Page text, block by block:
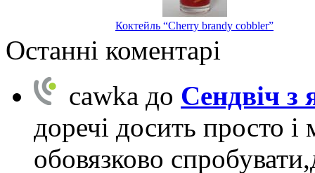
Коктейль “Cherry brandy cobbler”
Останні коментарі
cawka до Сендвіч з
доречі досить просто
обовязково